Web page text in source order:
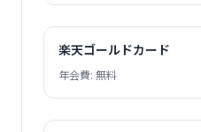
楽天ゴールドカード
年会費: 無料